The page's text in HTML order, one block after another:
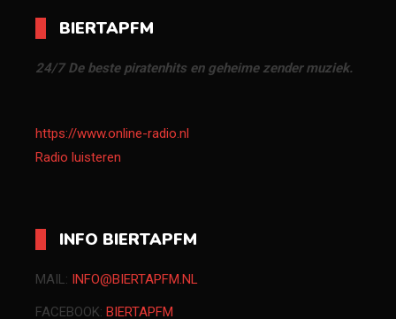
BIERTAPFM
24/7 De beste piratenhits en geheime zender muziek.
https://www.online-radio.nl
Radio luisteren
INFO BIERTAPFM
MAIL: INFO@BIERTAPFM.NL
FACEBOOK: BIERTAPFM